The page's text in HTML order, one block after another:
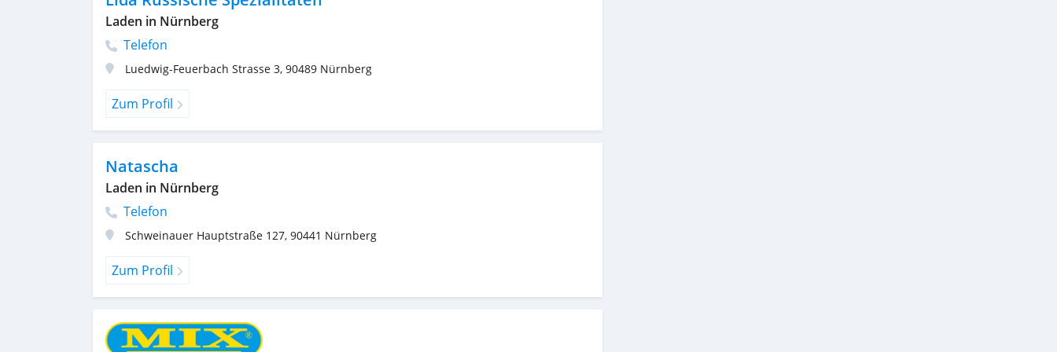
Laden in Nürnberg
Telefon
Luedwig-Feuerbach Strasse 3, 90489 Nürnberg
Zum Profil
Natascha
Laden in Nürnberg
Telefon
Schweinauer Hauptstraße 127, 90441 Nürnberg
Zum Profil